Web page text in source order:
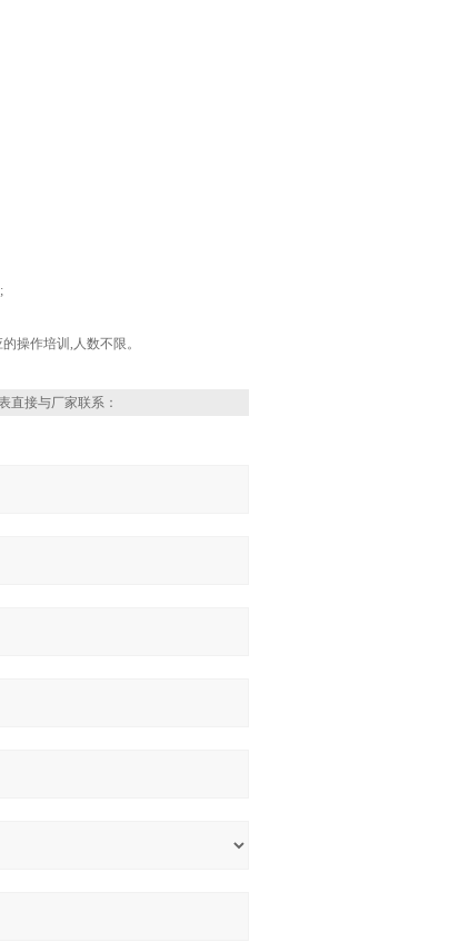
操作培训,人数不限。
直接与厂家联系：